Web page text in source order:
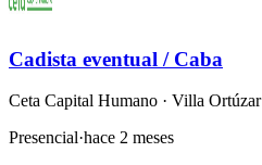
Cadista eventual / Caba
Ceta Capital Humano · Villa Ortúzar
Presencial·hace 2 meses